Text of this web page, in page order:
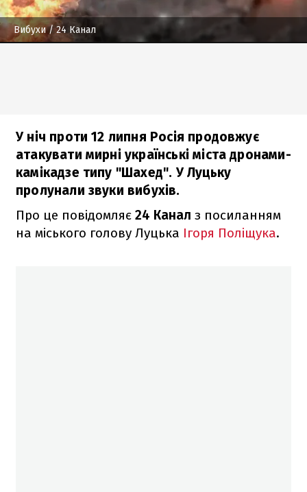
Вибухи/ 24 Канал
У ніч проти 12 липня Росія продовжує
атакувати мирні українські міста дронами-
камікадзе типу "Шахед". У Луцьку
пролунали звуки вибухів.
Про це повідомляє 24 Канал з посиланням
на міського голову Луцька Ігоря Поліщука.